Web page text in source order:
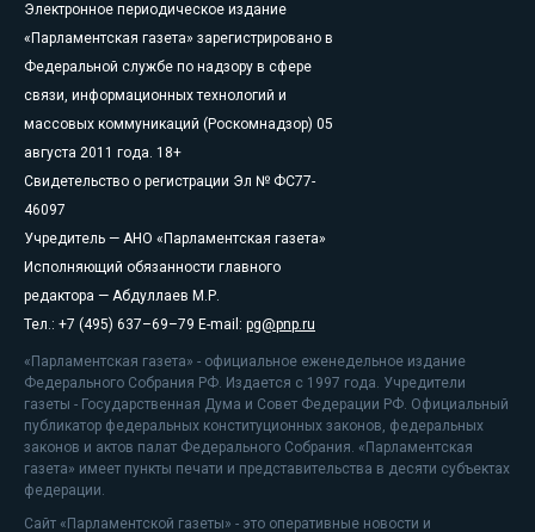
Электронное периодическое издание
«Парламентская газета» зарегистрировано в
Федеральной службе по надзору в сфере
связи, информационных технологий и
массовых коммуникаций (Роскомнадзор) 05
августа 2011 года. 18+
Свидетельство о регистрации Эл № ФС77-
46097
Учредитель — АНО «Парламентская газета»
Исполняющий обязанности главного
редактора — Абдуллаев М.Р.
Тел.: +7 (495) 637–69–79 E-mail: pg@pnp.ru
«Парламентская газета» - официальное еженедельное издание
Федерального Собрания РФ. Издается с 1997 года. Учредители
газеты - Государственная Дума и Совет Федерации РФ. Официальный
публикатор федеральных конституционных законов, федеральных
законов и актов палат Федерального Собрания. «Парламентская
газета» имеет пункты печати и представительства в десяти субъектах
федерации.
Сайт «Парламентской газеты» - это оперативные новости и